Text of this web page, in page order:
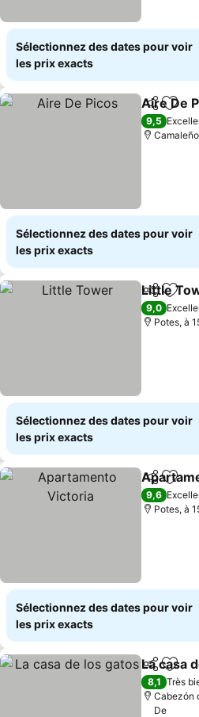
Sélectionnez des dates pour voir
les prix exacts
Partager
Aire De
9,5
Sélectionnez des dates pour voir
les prix exacts
Partager
Little
9,0
Potes, à
Sélectionnez des dates pour voir
les prix exacts
Partager
9,6
Potes, à
Sélectionnez des dates pour voir
les prix exacts
Partager
La casa
8,1 Très
Cabezón
De